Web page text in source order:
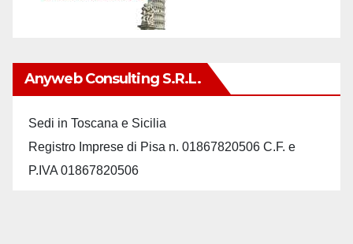
Anyweb Consulting S.r.L.
Sedi in Toscana e Sicilia
Registro Imprese di Pisa n. 01867820506 C.F. e
P.IVA 01867820506